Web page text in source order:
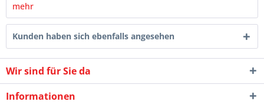
mehr
Kunden haben sich ebenfalls angesehen
Wir sind für Sie da
Informationen